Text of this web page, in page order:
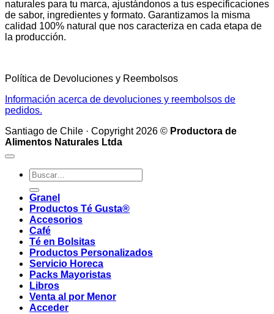
naturales para tu marca, ajustándonos a tus especificaciones
de sabor, ingredientes y formato. Garantizamos la misma
calidad 100% natural que nos caracteriza en cada etapa de
la producción.
Política de Devoluciones y Reembolsos
Información acerca de devoluciones y reembolsos de
pedidos.
Santiago de Chile · Copyright 2026 © Productora de
Alimentos Naturales Ltda
Buscar
por:
Granel
Productos Té Gusta®
Accesorios
Café
Té en Bolsitas
Productos Personalizados
Servicio Horeca
Packs Mayoristas
Libros
Venta al por Menor
Acceder